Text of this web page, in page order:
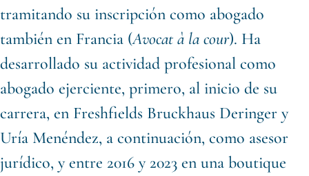
tramitando su inscripción como abogado
también en Francia (Avocat à la cour). Ha
desarrollado su actividad profesional como
abogado ejerciente, primero, al inicio de su
carrera, en Freshfields Bruckhaus Deringer y
Uría Menéndez, a continuación, como asesor
jurídico, y entre 2016 y 2023 en una boutique